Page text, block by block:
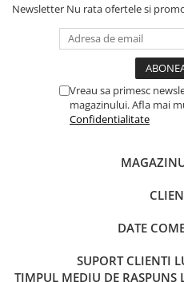
Newsletter Nu rata ofertele si
Vreau sa primesc
magazinului. Afla mai
Confidentialitate
DATE
SUPORT CLIENTI
TIMPUL MEDIU DE RASPUNS